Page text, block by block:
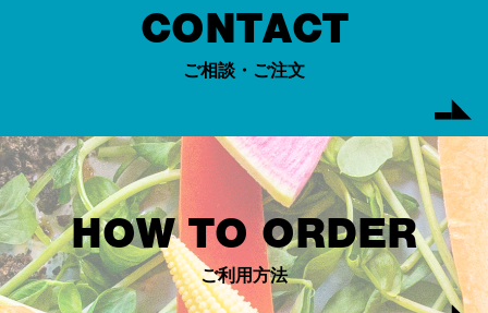
CONTACT
ご相談・ご注文
HOW TO ORDER
ご利用方法